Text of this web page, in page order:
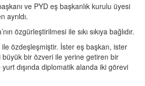
ve PYD eş başkanlık kurulu üyesi
ayrıldı.
özgürleştirilmesi ile sıkı sıkıya bağlıdır.
özdeşleşmiştir. İster eş başkan, ister
bir özveri ile yerine getiren bir
dışında diplomatik alanda iki görevi